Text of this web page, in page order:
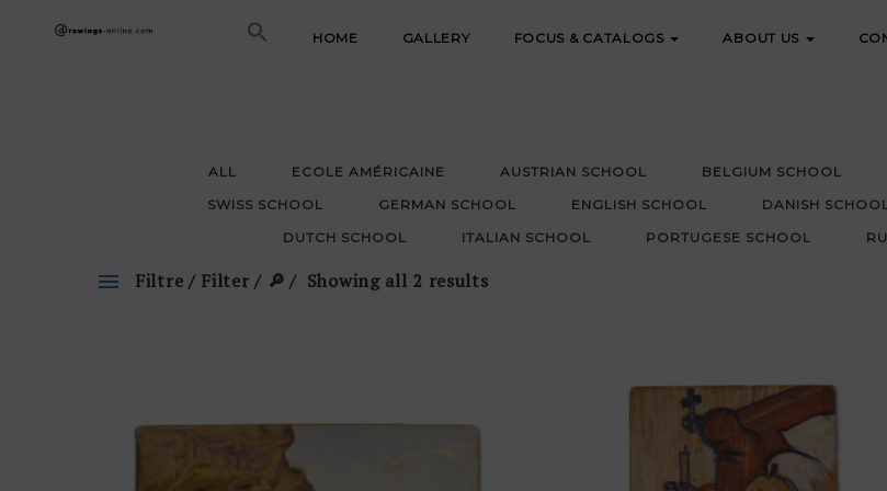
HOME GALLERY FOCUS & CATALOGS ABOUT US
ALL ECOLE AMÉRICAINE AUSTRIAN SCHOOL BELGIUM SCHOOL
SWISS SCHOOL
GERMAN SCHOOL ENGLISH SCHOOL DANISH
DUTCH SCHOOL
ITALIAN SCHOOL PORTUGESE SCHOOL
Filtre / Filter / 🔎 Showing all 2 results